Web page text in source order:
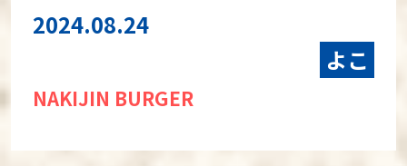
2024.08.24
よこ
NAKIJIN BURGER